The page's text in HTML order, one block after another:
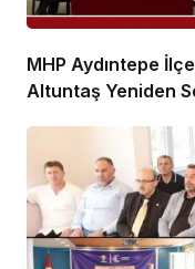
MHP Aydıntepe
Altuntaş Yeniden